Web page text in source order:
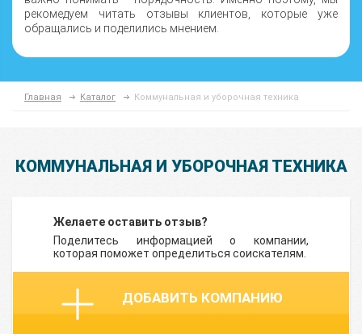
рекомедуем читать отзывы клиентов, которые уже
обращались и поделились мнением.
Главная Каталог Коммунальная и уборочная техника
КОММУНАЛЬНАЯ И УБОРОЧНАЯ ТЕХНИКА
Желаете оставить отзыв?
Поделитесь информацией о компании,
которая поможет определиться соискателям.
ДОБАВИТЬ КОМПАНИЮ